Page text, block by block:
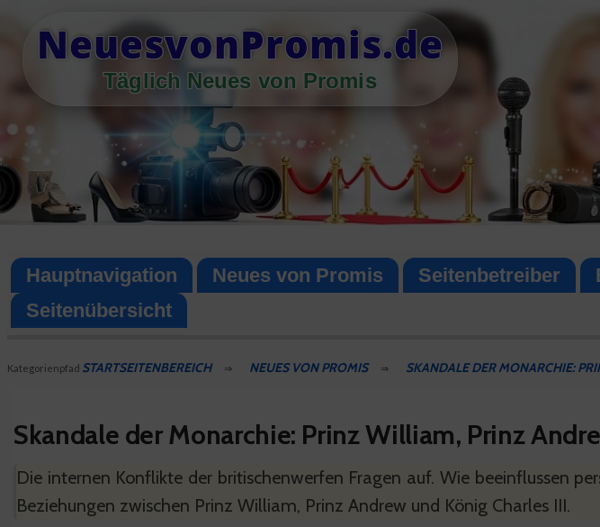
content
NeuesvonPromis.de
Täglich Neues von Promis
Hauptnavigation Neues von Promis Seitenbetreiber
Seitenübersicht
Kategorienpfad STARTSEITENBEREICH ⇒ NEUES VON PROMIS ⇒ SKANDALE DER MONARCHIE:
Skandale der Monarchie: Prinz William, Prinz
Die internen Konflikte der britischenwerfen Fragen auf. Wie beeinflussen
Beziehungen zwischen Prinz William, Prinz Andrew und König Charles III.